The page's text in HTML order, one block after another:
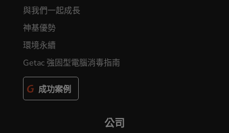
與我們一起成長
神基優勢
環境永續
Getac 強固型電腦消毒指南
成功案例
公司